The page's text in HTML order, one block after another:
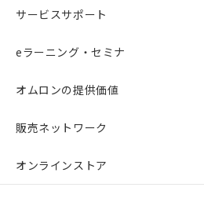
サービスサポート
eラーニング・セミナ
オムロンの提供価値
販売ネットワーク
オンラインストア